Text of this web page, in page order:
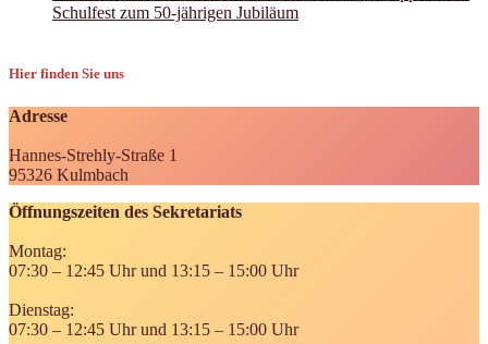
Schulfest zum 50-jährigen Jubiläum
Hier finden Sie uns
Adresse
Hannes-Strehly-Straße 1
95326 Kulmbach
Öffnungszeiten des Sekretariats
Montag:
07:30 – 12:45 Uhr und 13:15 – 15:00 Uhr
Dienstag:
07:30 – 12:45 Uhr und 13:15 – 15:00 Uhr